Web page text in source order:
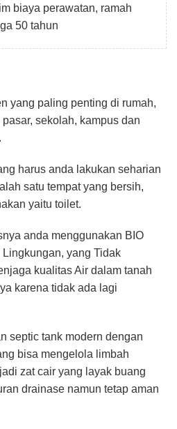
biaya perawatan, ramah
50 tahun
yang paling penting di rumah,
sekolah, kampus dan
harus anda lakukan seharian
satu tempat yang bersih,
yaitu toilet.
anda menggunakan BIO
yang Tidak
kualitas Air dalam tanah
karena tidak ada lagi
septic tank modern dengan
bisa mengelola limbah
zat cair yang layak buang
drainase namun tetap aman